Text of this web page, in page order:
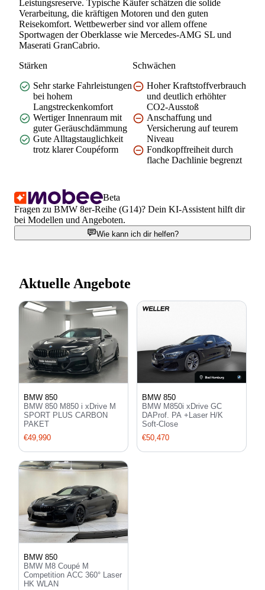
Leistungsreserve. Typische Käufer schätzen die solide
Verarbeitung, die kräftigen Motoren und den guten
Reisekomfort. Wettbewerber sind vor allem offene
Sportwagen der Oberklasse wie Mercedes-AMG SL und
Maserati GranCabrio.
Stärken
Sehr starke Fahrleistungen
bei hohem
Langstreckenkomfort
Wertiger Innenraum mit
guter Geräuschdämmung
Gute Alltagstauglichkeit
trotz klarer Coupéform
Schwächen
Hoher Kraftstoffverbrauch
und deutlich erhöhter
CO2-Ausstoß
Anschaffung und
Versicherung auf teurem
Niveau
Fondkopffreiheit durch
flache Dachlinie begrenzt
Beta
Fragen zu BMW 8er-Reihe (G14)? Dein KI-Assistent hilft dir
bei Modellen und Angeboten.
Wie kann ich dir helfen?
Aktuelle Angebote
BMW 850
BMW 850 M850 i xDrive M
SPORT PLUS CARBON
PAKET
€49,990
BMW 850
BMW M850i xDrive GC
DAProf. PA +Laser H/K
Soft-Close
€50,470
BMW 850
BMW M8 Coupé M
Competition ACC 360° Laser
HK WLAN